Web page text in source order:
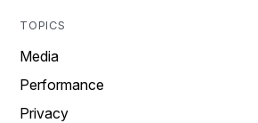
TOPICS
Media
Performance
Privacy